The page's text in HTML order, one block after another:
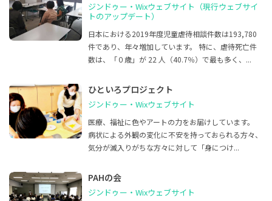
ジンドゥー・Wixウェブサイト（現行ウェブサイ
トのアップデート）
日本における2019年度児童虐待相談件数は193,780
件であり、年々増加しています。 特に、虐待死亡件
数は、「０歳」が 22 人（40.7％）で最も多く、...
ひといろプロジェクト
ジンドゥー・Wixウェブサイト
医療、福祉に色やアートの力をお届けしています。
病状による外観の変化に不安を持っておられる方々、
気分が滅入りがちな方々に対して「身につけ...
PAHの会
ジンドゥー・Wixウェブサイト